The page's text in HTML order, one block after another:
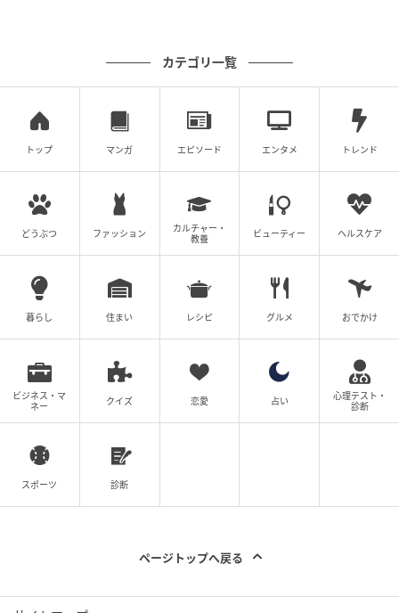
ォー女性。年間およそ1,000人以上のお客様を接客
し、リアルな言動に触れている。柔和な雰囲気から年
齢・性別問わず多くのお客様から恋愛相談を受け、ア
ドバイスを送っている。ホステスの傍ら、ダンスの講
師としても活躍中。
次の記事
#1 「あっ、財布忘れちゃった」「いいよ出
すよ〜！」これが全ての始まりでした
の記事をもっとみる
カテゴリ一覧
トップ マンガ エピソード エンタメ トレンド
どうぶつ ファッション
カルチャー・
教養
ビューティー ヘルスケア
暮らし 住まい レシピ グルメ おでかけ
ビジネス・マ
ネー
クイズ 恋愛 占い
心理テスト・
診断
スポーツ 診断
ページトップへ戻る